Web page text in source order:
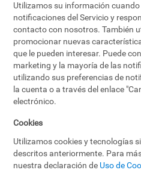
Utilizamos su información
notificaciones del Servicio y
contacto con nosotros. También
promocionar nuevas
que le pueden interesar. Puede
marketing y la mayoría de las
utilizando sus preferencias de
la cuenta o a través del enlace
electrónico.
Cookies
Utilizamos cookies y tecnologías
descritos anteriormente. Para
nuestra declaración de Uso de